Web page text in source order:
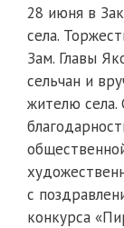
28 июня в
села.
Зам. Главы
сельчан и
жителю села.
с
конкурса